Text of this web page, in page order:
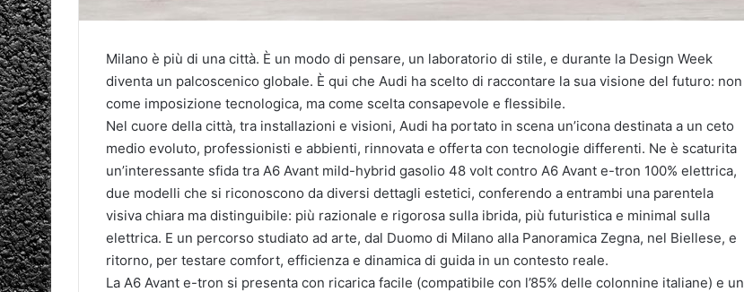
Milano è più di una città. È un modo di pensare, un laboratorio di stile, e durante la Design Week
diventa un palcoscenico globale. È qui che Audi ha scelto di raccontare la sua visione del futuro: non
come imposizione tecnologica, ma come scelta consapevole e flessibile.
Nel cuore della città, tra installazioni e visioni, Audi ha portato in scena un’icona destinata a un ceto
medio evoluto, professionisti e abbienti, rinnovata e offerta con tecnologie differenti. Ne è scaturita
un’interessante sfida tra A6 Avant mild-hybrid gasolio 48 volt contro A6 Avant e-tron 100% elettrica,
due modelli che si riconoscono da diversi dettagli estetici, conferendo a entrambi una parentela
visiva chiara ma distinguibile: più razionale e rigorosa sulla ibrida, più futuristica e minimal sulla
elettrica. E un percorso studiato ad arte, dal Duomo di Milano alla Panoramica Zegna, nel Biellese, e
ritorno, per testare comfort, efficienza e dinamica di guida in un contesto reale.
La A6 Avant e-tron si presenta con ricarica facile (compatibile con l’85% delle colonnine italiane) e un